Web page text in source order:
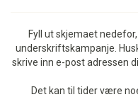
Fyll ut skjemaet
underskriftskampanje.
skrive inn e-post adressen
Det kan til tider være